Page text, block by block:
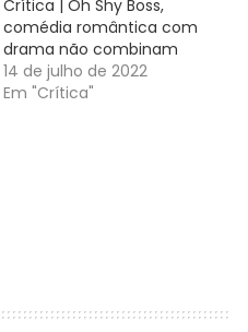
Crítica | Oh Shy Boss,
comédia romântica com
drama não combinam
14 de julho de 2022
Em "Crítica"